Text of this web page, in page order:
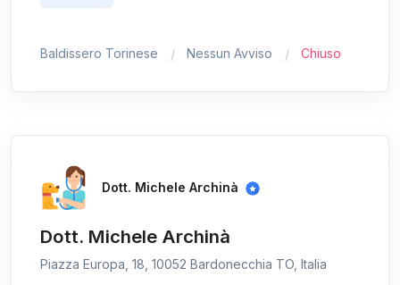
Baldissero Torinese Nessun Avviso Chiuso
Dott. Michele Archinà
Dott. Michele Archinà
Piazza Europa, 18, 10052 Bardonecchia TO, Italia